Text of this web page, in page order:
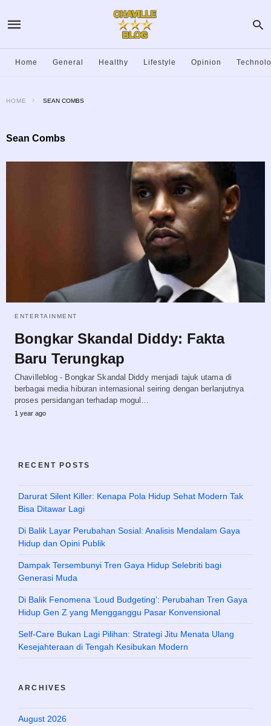
Home General Healthy Lifestyle Opinion
HOME SEAN COMBS
Sean Combs
ENTERTAINMENT
Bongkar Skandal Diddy: Fakta
Baru Terungkap
Chavilleblog - Bongkar Skandal Diddy menjadi tajuk utama di
berbagai media hiburan internasional seiring dengan berlanjutnya
proses persidangan terhadap mogul…
1 year ago
RECENT POSTS
Darurat Silent Killer: Kenapa Pola Hidup Sehat Modern Tak
Bisa Ditawar Lagi
Di Balik Layar Perubahan Sosial: Analisis Mendalam Gaya
Hidup dan Opini Publik
Dampak Tersembunyi Tren Gaya Hidup Selebriti bagi
Generasi Muda
Di Balik Fenomena ‘Loud Budgeting’: Perubahan Tren Gaya
Hidup Gen Z yang Mengganggu Pasar Konvensional
Self-Care Bukan Lagi Pilihan: Strategi Jitu Menata Ulang
Kesejahteraan di Tengah Kesibukan Modern
ARCHIVES
August 2026